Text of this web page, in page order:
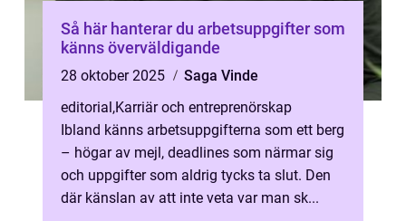
Så här hanterar du arbetsuppgifter som
känns överväldigande
28 oktober 2025
Saga Vinde
editorial,Karriär och entreprenörskap
Ibland känns arbetsuppgifterna som ett berg
– högar av mejl, deadlines som närmar sig
och uppgifter som aldrig tycks ta slut. Den
där känslan av att inte veta var man sk...